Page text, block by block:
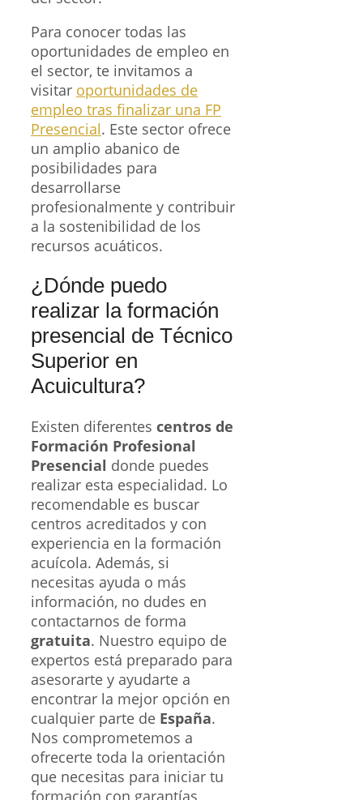
Para conocer todas las
oportunidades de empleo en
el sector, te invitamos a
visitar oportunidades de
empleo tras finalizar una FP
Presencial. Este sector ofrece
un amplio abanico de
posibilidades para
desarrollarse
profesionalmente y contribuir
a la sostenibilidad de los
recursos acuáticos.
¿Dónde puedo
realizar la formación
presencial de Técnico
Superior en
Acuicultura?
Existen diferentes centros de
Formación Profesional
Presencial donde puedes
realizar esta especialidad. Lo
recomendable es buscar
centros acreditados y con
experiencia en la formación
acuícola. Además, si
necesitas ayuda o más
información, no dudes en
contactarnos de forma
gratuita. Nuestro equipo de
expertos está preparado para
asesorarte y ayudarte a
encontrar la mejor opción en
cualquier parte de España.
Nos comprometemos a
ofrecerte toda la orientación
que necesitas para iniciar tu
formación con garantías,